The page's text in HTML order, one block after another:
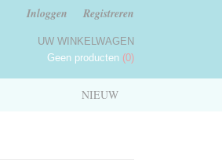
Inloggen Registreren
UW WINKELWAGEN
Geen producten (0)
NIEUW